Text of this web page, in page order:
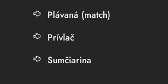
Plávaná (match)
Prívlač
Sumčiarina